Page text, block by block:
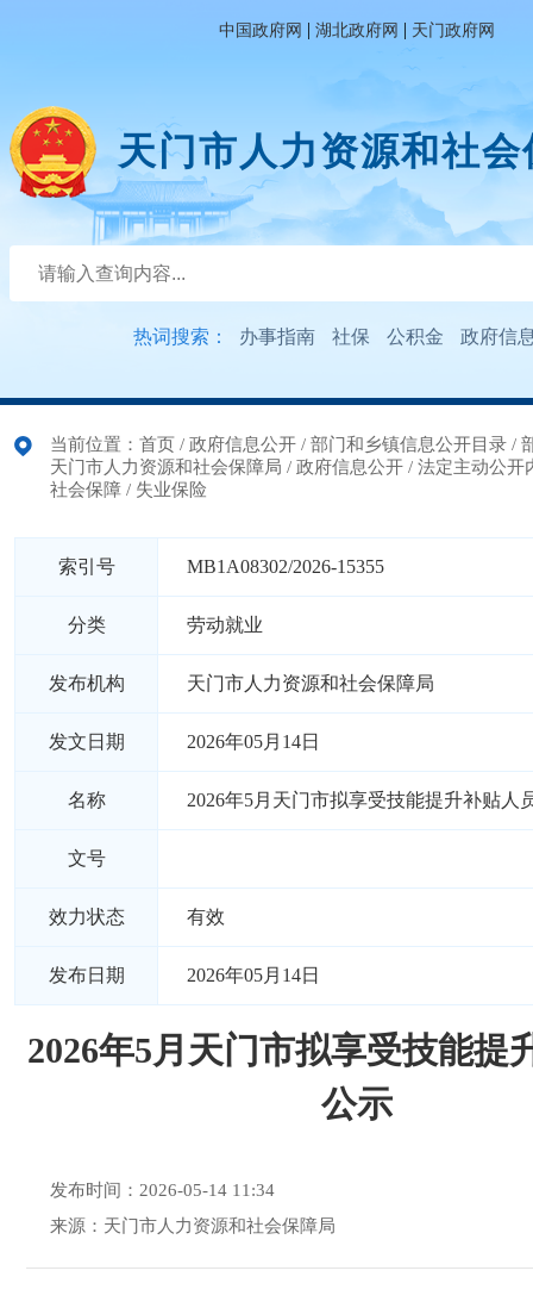
中国政府网 | 湖北政府网 | 天门政府网
天门市人力资源和社
热词搜索： 办事指南 社保 公积金 政府信
当前位置： 首页 / 政府信息公开 / 部门和乡镇信息公开目录 /
天门市人力资源和社会保障局 / 政府信息公开 / 法定主动公开
社会保障 / 失业保险
索引号 MB1A08302/2026-15355
分类 劳动就业
发布机构 天门市人力资源和社会保障局
发文日期 2026年05月14日
名称 2026年5月天门市拟享受技能提升补贴人
文号
效力状态 有效
发布日期 2026年05月14日
2026年5月天门市拟享受技能提
公示
发布时间：2026-05-14 11:34
来源：天门市人力资源和社会保障局